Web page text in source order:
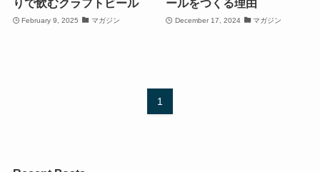
りで飲むクラフトビール
February 9, 2025 マガジン
ールをつくる理由
December 17, 2024 マガジン
1